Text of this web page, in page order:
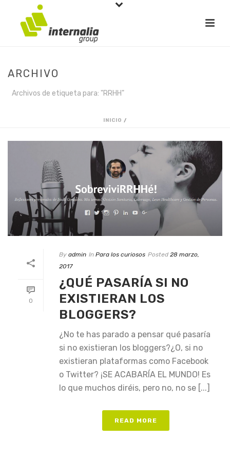
ARCHIVO
Archivos de etiqueta para: "RRHH"
INICIO /
0
By admin In Para los curiosos Posted 28 marzo,
2017
¿QUÉ PASARÍA SI NO
EXISTIERAN LOS
BLOGGERS?
¿No te has parado a pensar qué pasaría
si no existieran los bloggers?¿O, si no
existieran plataformas como Facebook
o Twitter? ¡SE ACABARÍA EL MUNDO! Es
lo que muchos diréis, pero no, no se [...]
READ MORE